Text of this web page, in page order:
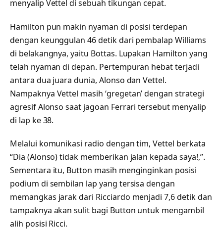
menyalip Vettel di sebuah tikungan cepat.
Hamilton pun makin nyaman di posisi terdepan
dengan keunggulan 46 detik dari pembalap Williams
di belakangnya, yaitu Bottas. Lupakan Hamilton yang
telah nyaman di depan. Pertempuran hebat terjadi
antara dua juara dunia, Alonso dan Vettel.
Nampaknya Vettel masih ‘gregetan’ dengan strategi
agresif Alonso saat jagoan Ferrari tersebut menyalip
di lap ke 38.
Melalui komunikasi radio dengan tim, Vettel berkata
“Dia (Alonso) tidak memberikan jalan kepada saya!,”.
Sementara itu, Button masih menginginkan posisi
podium di sembilan lap yang tersisa dengan
memangkas jarak dari Ricciardo menjadi 7,6 detik dan
tampaknya akan sulit bagi Button untuk mengambil
alih posisi Ricci.